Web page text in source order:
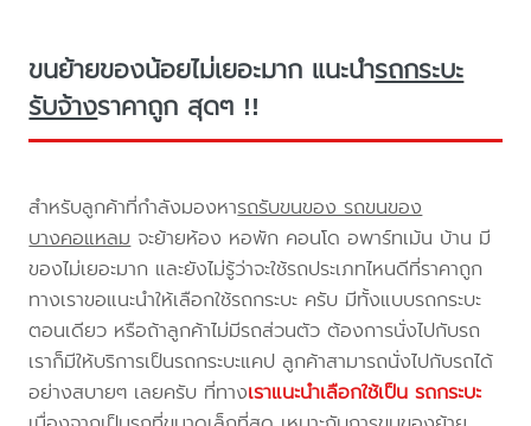
ขนย้ายของน้อยไม่เยอะมาก แนะนำรถกระบะ
รับจ้างราคาถูก สุดๆ !!
สำหรับลูกค้าที่กำลังมองหารถรับขนของ รถขนของ
บางคอแหลม จะย้ายห้อง หอพัก คอนโด อพาร์ทเม้น บ้าน มี
ของไม่เยอะมาก และยังไม่รู้ว่าจะใช้รถประเภทไหนดีที่ราคาถูก
ทางเราขอแนะนำให้เลือกใช้รถกระบะ ครับ มีทั้งแบบรถกระบะ
ตอนเดียว หรือถ้าลูกค้าไม่มีรถส่วนตัว ต้องการนั่งไปกับรถ
เราก็มีให้บริการเป็นรถกระบะแคป ลูกค้าสามารถนั่งไปกับรถได้
อย่างสบายๆ เลยครับ ที่ทางเราแนะนำเลือกใช้เป็น รถกระบะ